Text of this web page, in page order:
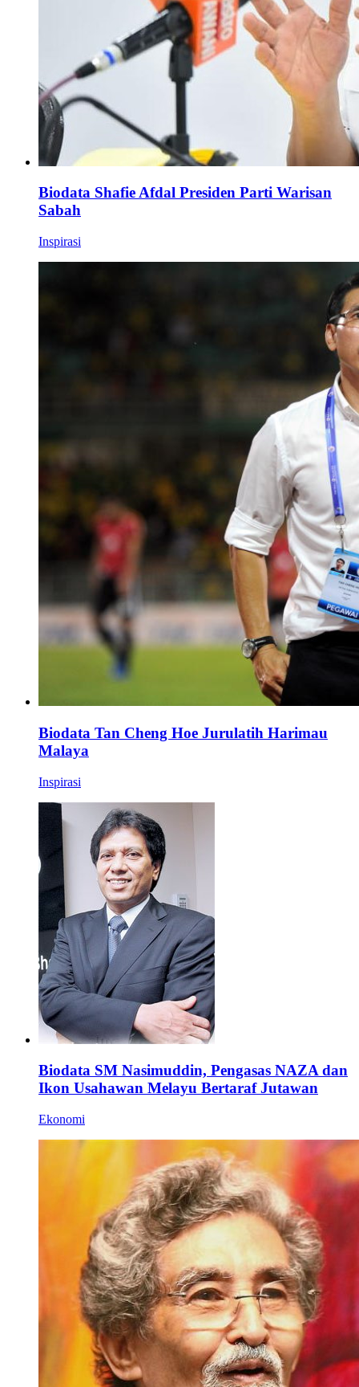
Biodata Shafie Afdal Presiden Parti Warisan
Sabah
Inspirasi
Biodata Tan Cheng Hoe Jurulatih Harimau
Malaya
Inspirasi
Biodata SM Nasimuddin, Pengasas NAZA dan
Ikon Usahawan Melayu Bertaraf Jutawan
Ekonomi